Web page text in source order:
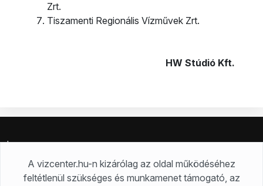
Zrt.
Tiszamenti Regionális Vízművek Zrt.
HW Stúdió Kft.
Impresszum
Adatkezelési tájékoztató
Cookie tájékoztató
A vizcenter.hu-n kizárólag az oldal működéséhez
feltétlenül szükséges és munkamenet támogató, az